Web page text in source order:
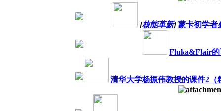
[核能革新] 蒙卡初学者
Fluka&Flair的
清华大学杨振伟教授的课件2（